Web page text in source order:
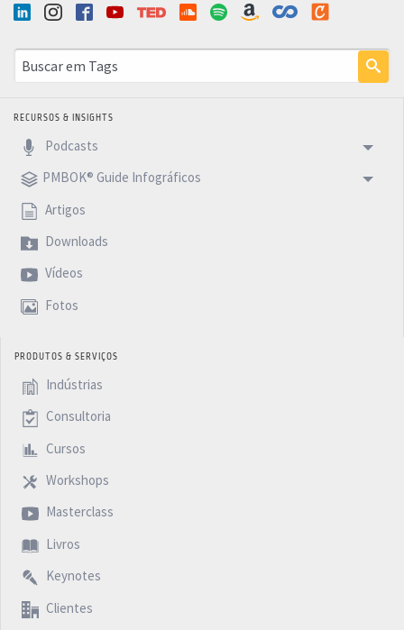
RECURSOS & INSIGHTS
Podcasts
PMBOK® Guide Infográficos
Artigos
Downloads
Vídeos
Fotos
PRODUTOS & SERVIÇOS
Indústrias
Consultoria
Cursos
Workshops
Masterclass
Livros
Keynotes
Clientes